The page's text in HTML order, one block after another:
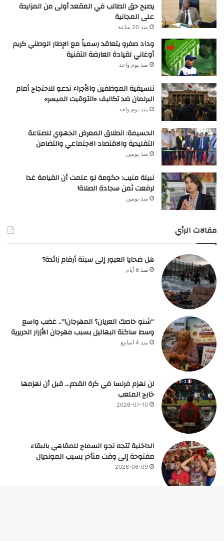
يصبح حق الطالب في المقعد أولى من المزايدة
على المجانية
منذ 20 ساعة
وداد صفرو يتعاقد رسمياً مع الإطار الوطني كريم
أوغاني لقيادة العارضة التقنية
منذ يوم واحد
تنسيقية الموظفين والأجراء تدعو للاحتجاج أمام
البرلمان ضد تكاليف «التوقيت الميسر»
منذ يوم واحد
الحسيمة: انطلاق المعرض الجهوي للصناعة
التقليدية والاقتصاد الاجتماعي والتضامن
منذ يومين
نبيلة منيب: حكومة لو علمت أن القيامة غدا
لرفعت ثمن سجادة الصلاة!
منذ يومين
مقالات الرأي
هل ضحايا العبور إلى سبتة أرقام زائدة؟
منذ 6 أيام
“شنو خاصك العريان؟ المهرجان!”.. غضب واسع
وسط ساكنة البهاليل بسبب مهرجان الأزرار الحريرية
منذ 4 أسابيع
لن نهزم فرنسا في كرة القدم… قبل أن نهزمها
خارج الملعب
2026-07-10
الداخلية تتجه نحو السماح للمقاهي بالبقاء
مفتوحة إلى وقت متأخر بسبب المونديال
2026-06-09